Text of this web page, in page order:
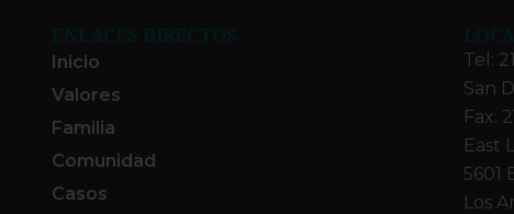
Inicio
Valores
Familia
Comunidad
Casos
Tel:
San
Fax:
East
5601
Los